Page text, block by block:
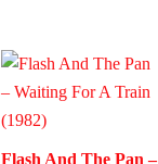
Flash And The Pan –